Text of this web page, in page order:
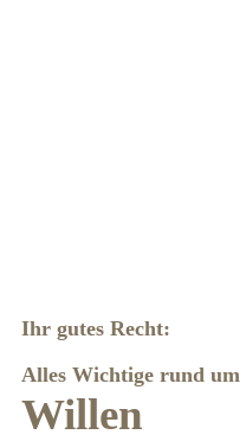
Ihr gutes Recht:
Alles Wichtige rund um
Willen